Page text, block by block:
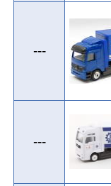
---
---